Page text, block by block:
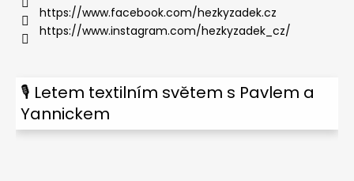
https://www.facebook.com/hezkyzadek.cz
https://www.instagram.com/hezkyzadek_cz/
🎙 Letem textilním světem s Pavlem a
Yannickem